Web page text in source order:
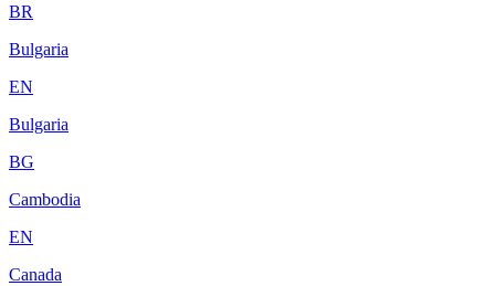
BR
Bulgaria
EN
Bulgaria
BG
Cambodia
EN
Canada